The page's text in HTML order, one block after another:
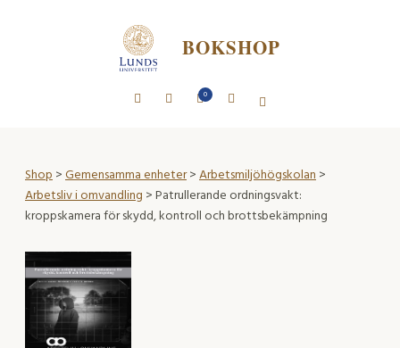
BOKSHOP
0
Shop>Gemensamma enheter>Arbetsmiljöhögskolan>
Arbetsliv i omvandling > Patrullerande ordningsvakt:
kroppskamera för skydd, kontroll och brottsbekämpning